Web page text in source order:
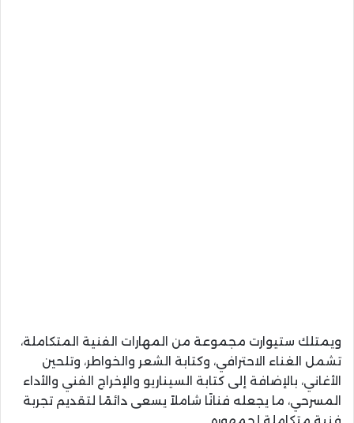
ويمتلك ستيوارت مجموعة من المهارات الفنية المتكاملة،
تشمل الغناء الاحترافي، وكتابة الشعر والخواطر، وتلحين
الأغاني، بالإضافة إلى كتابة السيناريو والإخراج الفني والأداء
المسرحي، ما يجعله فنانًا شاملاً يسعى دائمًا لتقديم تجربة